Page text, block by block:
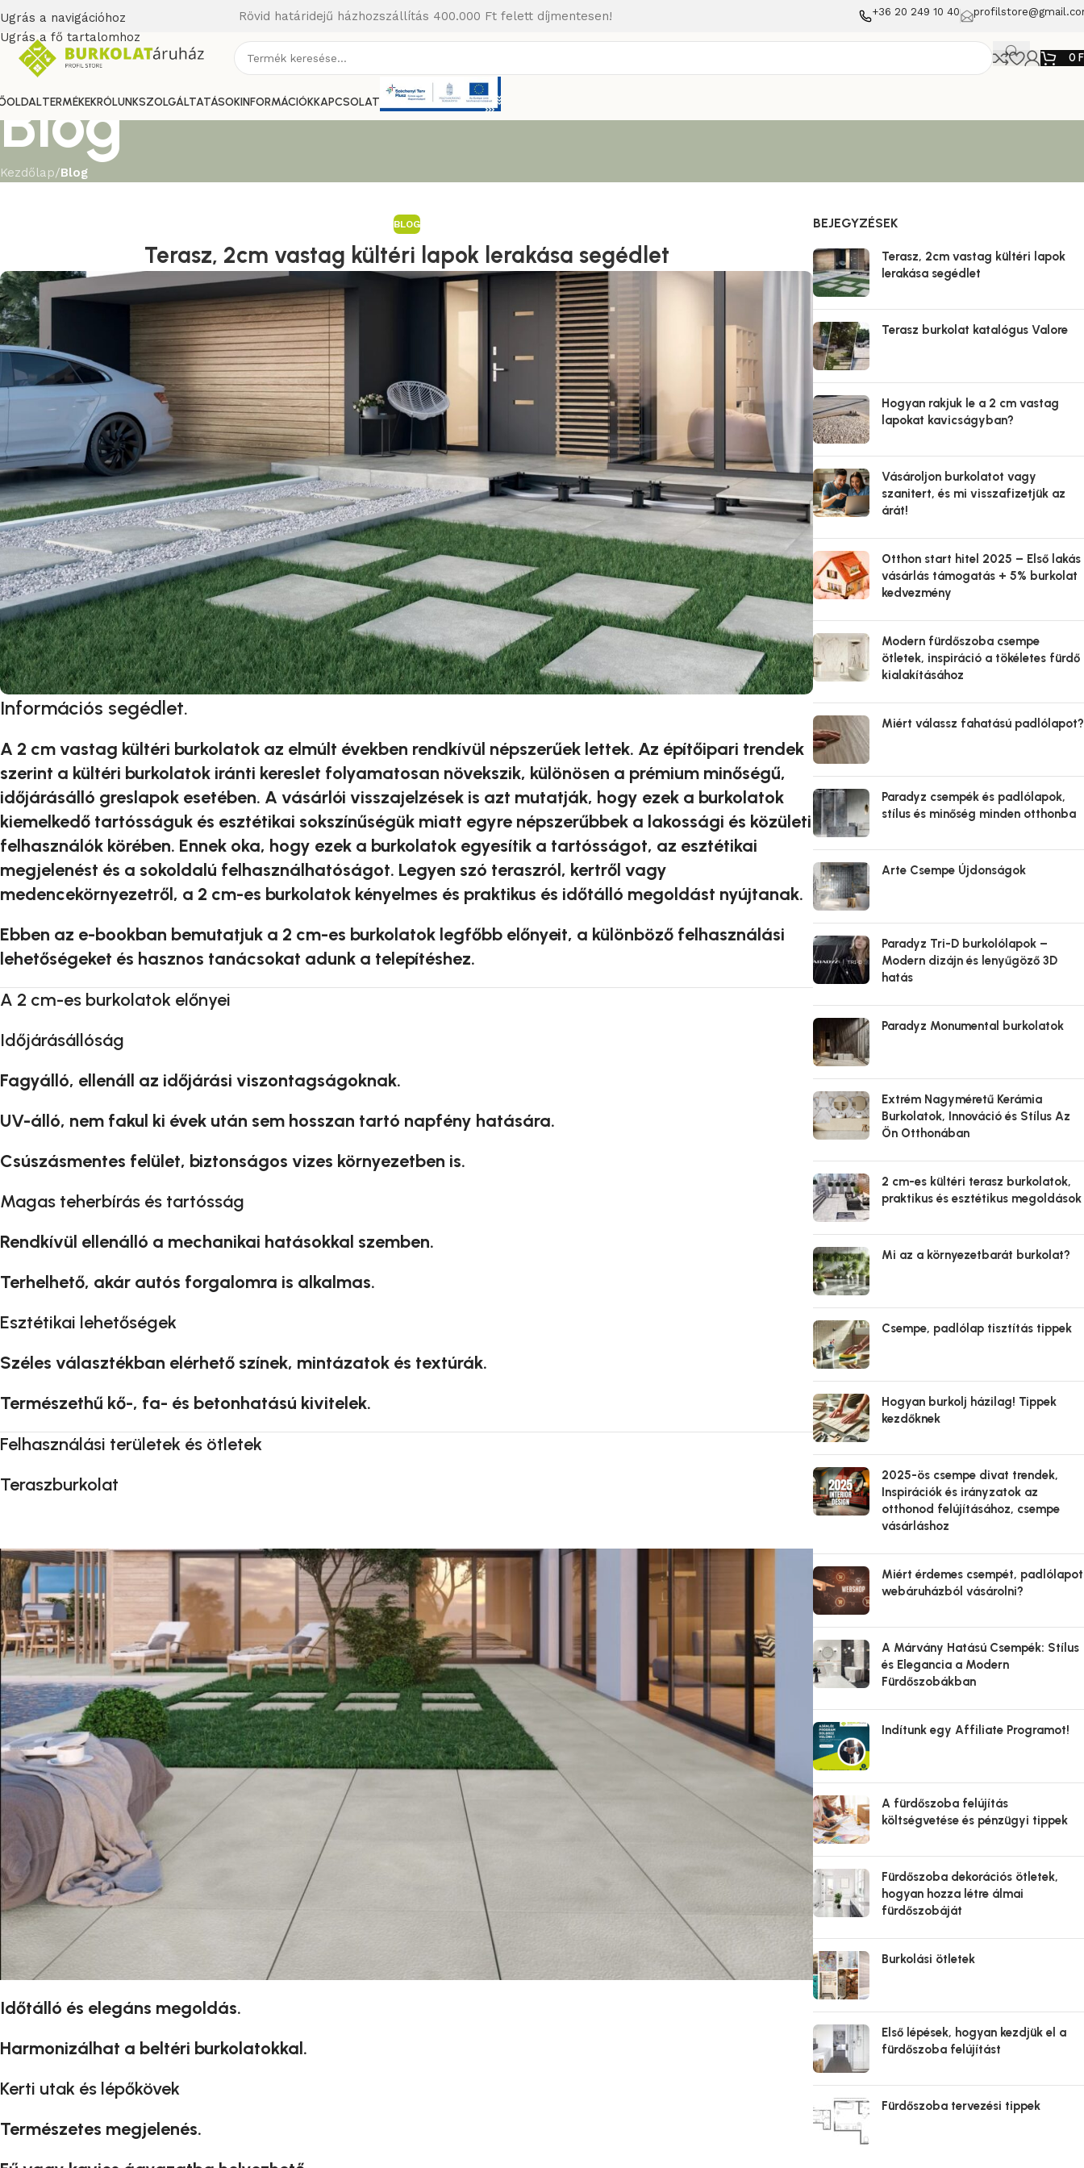
Ugrás a navigációhoz
Ugrás a fő tartalomhoz
Rövid határidejű házhozszállítás 400.000 Ft felett díjmentesen! +36 20 249 10 40
0
TERMÉKEKRÓLUNKSZOLGÁLTATÁSOKINFORMÁCIÓKKAPCSOLAT
Blog
Kezdőlap/Blog
BLOG
Terasz, 2cm vastag kültéri lapok lerakása segédlet
Információs segédlet.
A 2 cm vastag kültéri burkolatok az elmúlt években rendkívül népszerűek lettek. Az építőipari trendek
szerint a kültéri burkolatok iránti kereslet folyamatosan növekszik, különösen a prémium minőségű,
időjárásálló greslapok esetében. A vásárlói visszajelzések is azt mutatják, hogy ezek a burkolatok
kiemelkedő tartósságuk és esztétikai sokszínűségük miatt egyre népszerűbbek a lakossági és közületi
felhasználók körében. Ennek oka, hogy ezek a burkolatok egyesítik a tartósságot, az esztétikai
megjelenést és a sokoldalú felhasználhatóságot. Legyen szó teraszról, kertről vagy
medencekörnyezetről, a 2 cm-es burkolatok kényelmes és praktikus és időtálló megoldást nyújtanak.
Ebben az e-bookban bemutatjuk a 2 cm-es burkolatok legfőbb előnyeit, a különböző felhasználási
lehetőségeket és hasznos tanácsokat adunk a telepítéshez.
A 2 cm-es burkolatok előnyei
Időjárásállóság
Fagyálló, ellenáll az időjárási viszontagságoknak.
UV-álló, nem fakul ki évek után sem hosszan tartó napfény hatására.
Csúszásmentes felület, biztonságos vizes környezetben is.
Magas teherbírás és tartósság
Rendkívül ellenálló a mechanikai hatásokkal szemben.
Terhelhető, akár autós forgalomra is alkalmas.
Esztétikai lehetőségek
Széles választékban elérhető színek, mintázatok és textúrák.
Természethű kő-, fa- és betonhatású kivitelek.
Felhasználási területek és ötletek
Teraszburkolat
Időtálló és elegáns megoldás.
Harmonizálhat a beltéri burkolatokkal.
Kerti utak és lépőkövek
Természetes megjelenés.
BEJEGYZÉSEK
Terasz, 2cm vastag kültéri lapok
lerakása segédlet
Terasz burkolat katalógus Valore
Hogyan rakjuk le a 2 cm vastag
lapokat kavicságyban?
Vásároljon burkolatot vagy
szanitert, és mi visszafizetjük az
árát!
Otthon start hitel 2025 – Első lakás
vásárlás támogatás + 5% burkolat
kedvezmény
Modern fürdőszoba csempe
ötletek, inspiráció a tökéletes fürdő
kialakításához
Miért válassz fahatású padlólapot?
Paradyz csempék és padlólapok,
stílus és minőség minden otthonba
Arte Csempe Újdonságok
Paradyz Tri-D burkolólapok –
Modern dizájn és lenyűgöző 3D
hatás
Paradyz Monumental burkolatok
Extrém Nagyméretű Kerámia
Burkolatok, Innováció és Stílus Az
Ön Otthonában
2 cm-es kültéri terasz burkolatok,
praktikus és esztétikus megoldások
Mi az a környezetbarát burkolat?
Csempe, padlólap tisztítás tippek
Hogyan burkolj házilag! Tippek
kezdőknek
2025-ös csempe divat trendek,
Inspirációk és irányzatok az
otthonod felújításához, csempe
vásárláshoz
Miért érdemes csempét, padlólapot
webáruházból vásárolni?
A Márvány Hatású Csempék: Stílus
és Elegancia a Modern
Fürdőszobákban
Indítunk egy Affiliate Programot!
A fürdőszoba felújítás
költségvetése és pénzügyi tippek
Fürdőszoba dekorációs ötletek,
hogyan hozza létre álmai
fürdőszobáját
Burkolási ötletek
Első lépések, hogyan kezdjük el a
fürdőszoba felújítást
Fürdőszoba tervezési tippek